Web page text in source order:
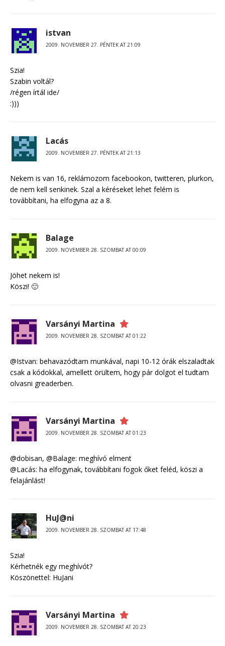
istvan
2009. NOVEMBER 27. PÉNTEK AT 21:09
Szia!
Szabin voltál?
/régen írtál ide/
:)))
Lacás
2009. NOVEMBER 27. PÉNTEK AT 21:13
Nekem is van 16, reklámozom facebookon, twitteren, plurkon,
de nem kell senkinek. Szal a kéréseket lehet felém is
továbbítani, ha elfogyna az a 8.
Balage
2009. NOVEMBER 28. SZOMBAT AT 00:09
Jöhet nekem is!
Köszi! 🙂
Varsányi Martina
2009. NOVEMBER 28. SZOMBAT AT 01:22
@Istvan: behavazódtam munkával, napi 10-12 órák elszaladtak
csak a kódokkal, amellett örültem, hogy pár dolgot el tudtam
olvasni greaderben.
Varsányi Martina
2009. NOVEMBER 28. SZOMBAT AT 01:23
@dobisan, @Balage: meghívó elment
@Lacás: ha elfogynak, továbbítani fogok őket feléd, köszi a
felajánlást!
HuJ@ni
2009. NOVEMBER 28. SZOMBAT AT 17:48
Szia!
Kérhetnék egy meghívót?
Köszönettel: HuJani
Varsányi Martina
2009. NOVEMBER 28. SZOMBAT AT 20:23